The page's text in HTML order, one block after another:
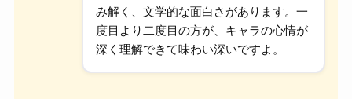
み解く、文学的な面白さがあります。一
度目より二度目の方が、キャラの心情が
深く理解できて味わい深いですよ。